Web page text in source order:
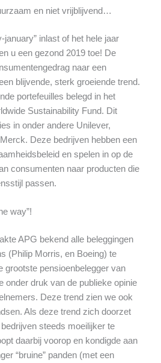
en niet vrijblijvend…
january” inlast of het hele jaar
u een gezond 2019 toe! De
naar een
blijvende, sterk groeiende trend.
portefeuilles belegd in het
Sustainability Fund. Dit
in onder andere Unilever,
Deze bedrijven hebben een
en spelen in op de
consumenten naar producten die
passen.
way”!
APG bekend alle beleggingen
(Philip Morris, en Boeing) te
grootste pensioenbelegger van
onder druk van de publieke opinie
Deze trend zien we ook
Als deze trend zich doorzet
steeds moeilijker te
daarbij voorop en kondigde aan
“bruine” panden (met een